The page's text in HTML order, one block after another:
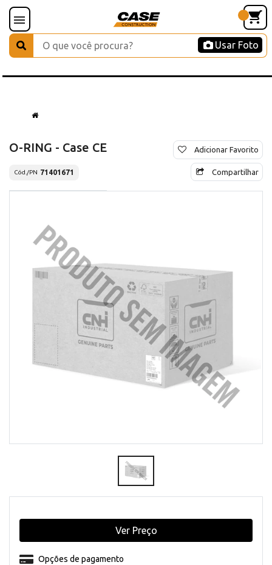
Usar Foto
O-RING - Case CE
Cód./PN 71401671
Adicionar Favorito
Compartilhar
Opções de pagamento
Ver Preço